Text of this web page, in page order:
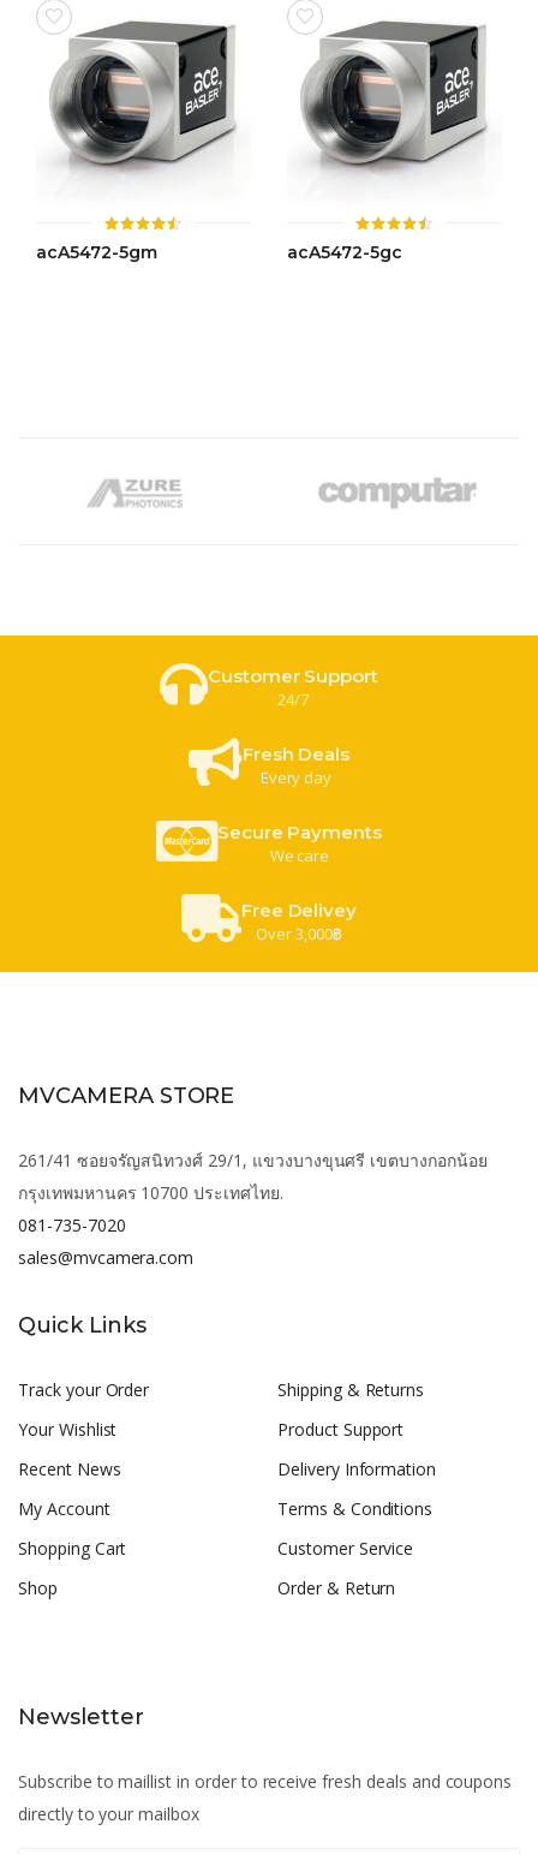
คะแนน
acA5472-5gm
คะแนน
acA5472-5gc
Customer Support
24/7
Fresh Deals
Every day
Secure Payments
We care
Free Delivey
Over 3,000฿
MVCAMERA STORE
261/41 ซอยจรัญสนิทวงศ์ 29/1, แขวงบางขุนศรี เขตบางกอกน้อย
กรุงเทพมหานคร 10700 ประเทศไทย.
081-735-7020
sales@mvcamera.com
Quick Links
Track your Order
Your Wishlist
Recent News
My Account
Shopping Cart
Shop
Shipping & Returns
Product Support
Delivery Information
Terms & Conditions
Customer Service
Order & Return
Newsletter
Subscribe to maillist in order to receive fresh deals and coupons
directly to your mailbox